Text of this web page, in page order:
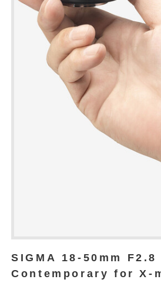
SIGMA 18-50mm F2.8
Contemporary for X-